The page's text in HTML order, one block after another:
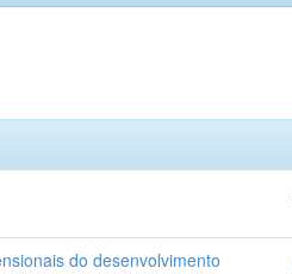
do desenvolvimento